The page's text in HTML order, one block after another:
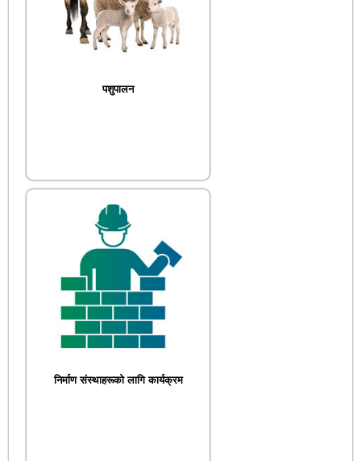
पशुपालन
निर्माण संस्थाहरूको लागि कार्यक्रम